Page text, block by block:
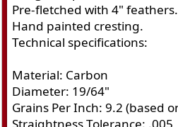
Pre-fletched with 4" feathers.
Hand painted cresting.
Technical specifications:
Material: Carbon
Diameter: 19/64"
Grains Per Inch: 9.2 (based